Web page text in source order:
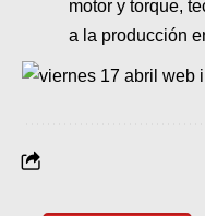
motor y torque,
a la producción